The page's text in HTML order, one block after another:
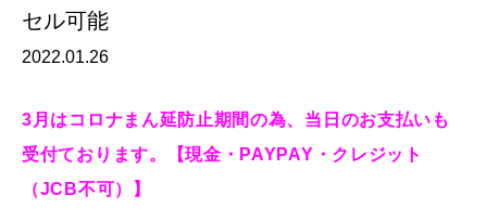
セル可能
2022.01.26
3月はコロナまん延防止期間の為、当日のお支払いも
受付ております。【現金・PAYPAY・クレジット
（JCB不可）】